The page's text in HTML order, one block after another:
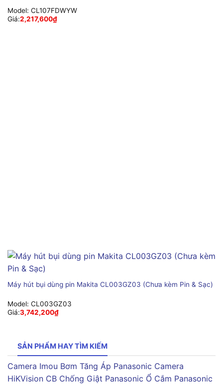
Model: CL107FDWYW
Giá:2,217,600₫
Máy hút bụi dùng pin Makita CL003GZ03 (Chưa kèm Pin & Sạc)
Model: CL003GZ03
Giá:3,742,200₫
SẢN PHẨM HAY TÌM KIẾM
Camera Imou Bơm Tăng Áp Panasonic Camera
HiKVision CB Chống Giật Panasonic Ổ Cắm Panasonic